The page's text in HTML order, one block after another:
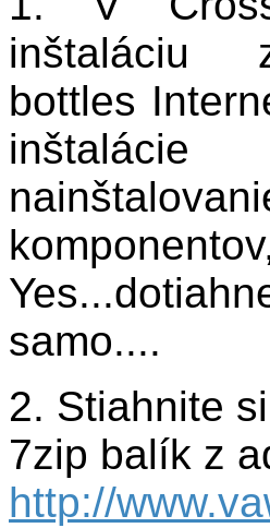
inštaláciu
bottles
samo....
2. Stiahnite
7zip balík z
http://